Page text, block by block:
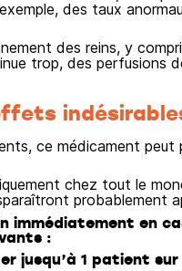
des taux
des reins, y
trop, des perfusions
ce médicament
chez tout le
probablement
immédiatement en
:
jusqu’à 1 patient sur